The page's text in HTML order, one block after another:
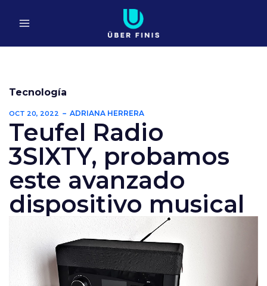
Tecnología
OCT 20, 2022 ADRIANA HERRERA
Teufel Radio
3SIXTY, probamos
este avanzado
dispositivo musical